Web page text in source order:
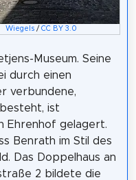
Wiegels/ CC BY 3.0
Museum. Seine
durch einen
verbundene,
ist
Ehrenhof gelagert.
Benrath im Stil des
Das Doppelhaus an
2 bildete die